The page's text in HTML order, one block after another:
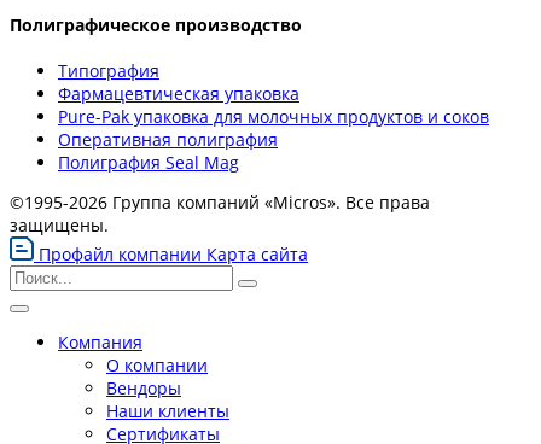
Полиграфическое производство
Типография
Фармацевтическая упаковка
Pure-Pak упаковка для молочных продуктов и соков
Оперативная полиграфия
Полиграфия Seal Mag
©1995-2026 Группа компаний «Micros». Все права
защищены.
Профайл компании Карта сайта
Компания
О компании
Вендоры
Наши клиенты
Сертификаты